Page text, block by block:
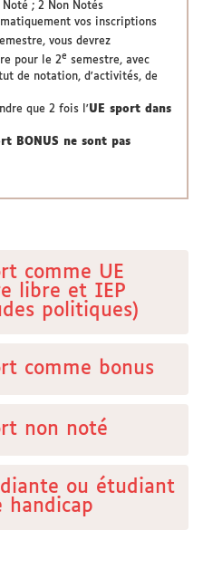
; 2 Non Notés
vos inscriptions
vous devrez
pour le 2e semestre, avec
de notation, d'activités, de
que 2 fois l'UE sport dans
BONUS ne sont pas
comme UE
libre et IEP
politiques)
comme bonus
non noté
ou étudiant
handicap